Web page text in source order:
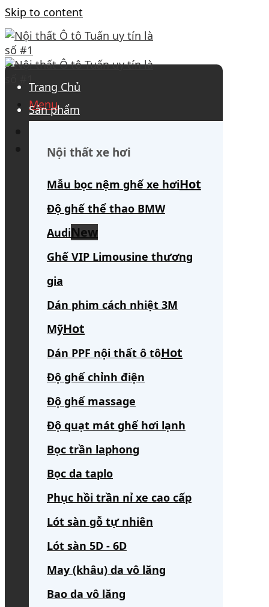
Skip to content
Menu
Search for:
Trang Chủ
Sản phẩm
Nội thất xe hơi
Mẫu bọc nệm ghế xe hơi
Độ ghế thể thao BMW
Audi
Ghế VIP Limousine thương
gia
Dán phim cách nhiệt 3M
Mỹ
Dán PPF nội thất ô tô
Độ ghế chỉnh điện
Độ ghế massage
Độ quạt mát ghế hơi lạnh
Bọc trần laphong
Bọc da taplo
Phục hồi trần nỉ xe cao cấp
Lót sàn gỗ tự nhiên
Lót sàn 5D - 6D
May (khâu) da vô lăng
Bao da vô lăng